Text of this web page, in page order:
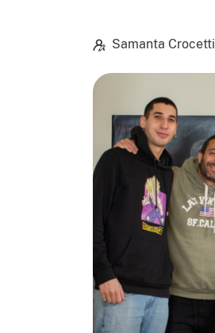
Samanta Crocetti